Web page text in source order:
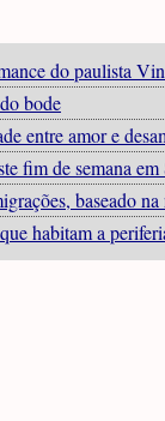
do paulista
bode
entre amor e
fim de semana
baseado
habitam a